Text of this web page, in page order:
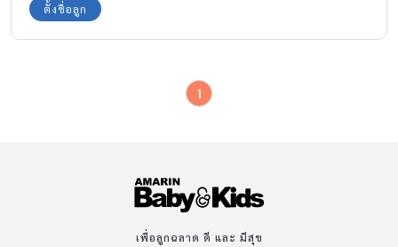
ตั้งชื่อลูก
1
เพื่อลูกฉลาด ดี และ มีสุข